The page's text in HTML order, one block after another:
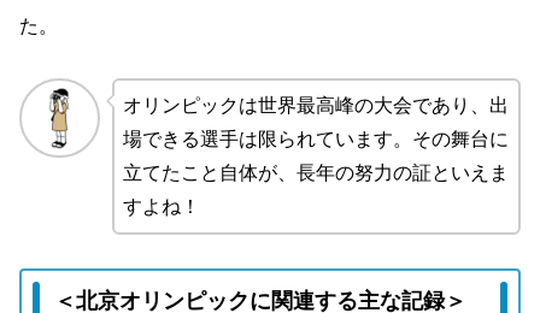
た。
オリンピックは世界最高峰の大会であり、出
場できる選手は限られています。その舞台に
立てたこと自体が、長年の努力の証といえま
すよね！
＜北京オリンピックに関連する主な記録＞